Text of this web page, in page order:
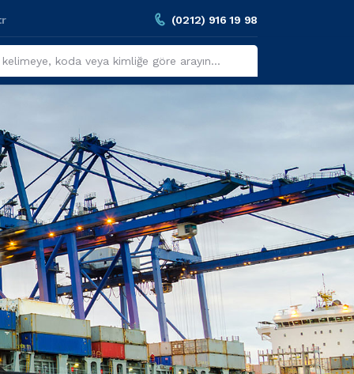
(0212) 916 19 98